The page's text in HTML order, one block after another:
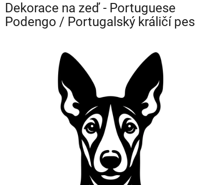
Dekorace na zeď - Portuguese
Podengo / Portugalský králičí pes